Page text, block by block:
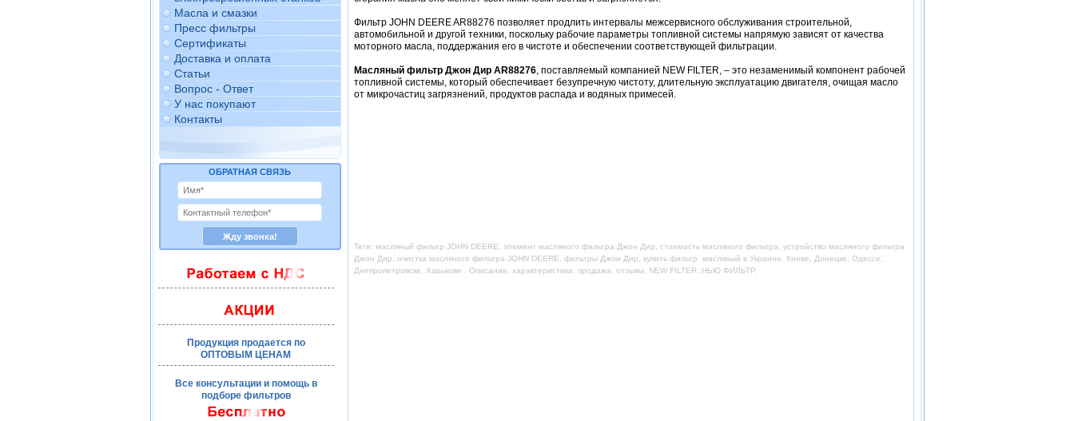
Масла и смазки
Пресс фильтры
Сертификаты
Доставка и оплата
Статьи
Вопрос - Ответ
У нас покупают
Контакты
ОБРАТНАЯ СВЯЗЬ
Продукция продается по
ОПТОВЫМ ЦЕНАМ
Все консультации и помощь в
подборе фильтров
Фильтр JOHN DEERE AR88276 позволяет продлить интервалы межсервисного обслуживания строительной,
автомобильной и другой техники, поскольку рабочие параметры топливной системы напрямую зависят от качества
моторного масла, поддержания его в чистоте и обеспечении соответствующей фильтрации.
Масляный фильтр Джон Дир AR88276, поставляемый компанией NEW FILTER, – это незаменимый компонент рабочей
топливной системы, который обеспечивает безупречную чистоту, длительную эксплуатацию двигателя, очищая масло
от микрочастиц загрязнений, продуктов распада и водяных примесей.
Теги: масляный фильтр JOHN DEERE, элемент масляного фильтра Джон Дир, стоимость масляного фильтра, устройство масляного фильтра
Джон Дир, очистка масляного фильтра JOHN DEERE, фильтры Джон Дир, купить фильтр масляный в Украине, Киеве, Донецке, Одессе,
Днепропетровске, Харькове . Описание, характеристики, продажа, отзывы, NEW FILTER ,НЬЮ ФИЛЬТР.